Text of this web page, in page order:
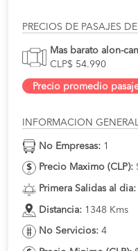
PRECIOS DE PASAJES
Mas barato alon-
CLP$ 54.990
Precio promedio
INFORMACION GENERAL
No Empresas: 1
Precio Maximo (CLP):
Primera Salidas al dia:
Distancia: 1348 Kms
No Servicios: 4